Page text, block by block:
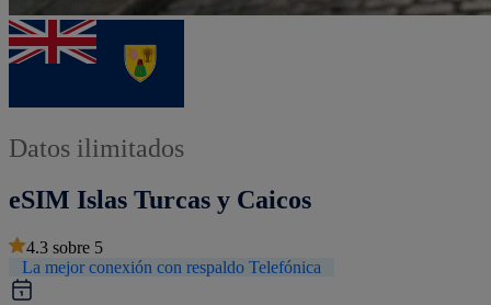
Datos ilimitados
eSIM Islas Turcas y Caicos
4.3 sobre 5
La mejor conexión con respaldo Telefónica